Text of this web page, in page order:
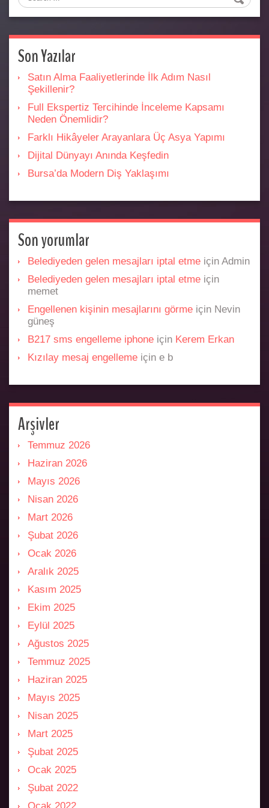
Son Yazılar
Satın Alma Faaliyetlerinde İlk Adım Nasıl
Şekillenir?
Full Ekspertiz Tercihinde İnceleme Kapsamı
Neden Önemlidir?
Farklı Hikâyeler Arayanlara Üç Asya Yapımı
Dijital Dünyayı Anında Keşfedin
Bursa’da Modern Diş Yaklaşımı
Son yorumlar
Belediyeden gelen mesajları iptal etme için Admin
Belediyeden gelen mesajları iptal etme için
memet
Engellenen kişinin mesajlarını görme için Nevin
güneş
B217 sms engelleme iphone için Kerem Erkan
Kızılay mesaj engelleme için e b
Arşivler
Temmuz 2026
Haziran 2026
Mayıs 2026
Nisan 2026
Mart 2026
Şubat 2026
Ocak 2026
Aralık 2025
Kasım 2025
Ekim 2025
Eylül 2025
Ağustos 2025
Temmuz 2025
Haziran 2025
Mayıs 2025
Nisan 2025
Mart 2025
Şubat 2025
Ocak 2025
Şubat 2022
Ocak 2022